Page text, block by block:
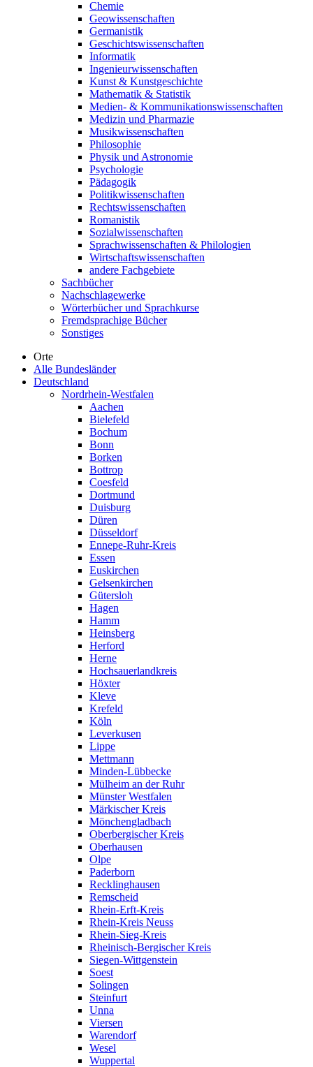
Chemie
Geowissenschaften
Germanistik
Geschichtswissenschaften
Informatik
Ingenieurwissenschaften
Kunst & Kunstgeschichte
Mathematik & Statistik
Medien- & Kommunikationswissenschaften
Medizin und Pharmazie
Musikwissenschaften
Philosophie
Physik und Astronomie
Psychologie
Pädagogik
Politikwissenschaften
Rechtswissenschaften
Romanistik
Sozialwissenschaften
Sprachwissenschaften & Philologien
Wirtschaftswissenschaften
andere Fachgebiete
Sachbücher
Nachschlagewerke
Wörterbücher und Sprachkurse
Fremdsprachige Bücher
Sonstiges
Orte
Alle Bundesländer
Deutschland
Nordrhein-Westfalen
Aachen
Bielefeld
Bochum
Bonn
Borken
Bottrop
Coesfeld
Dortmund
Duisburg
Düren
Düsseldorf
Ennepe-Ruhr-Kreis
Essen
Euskirchen
Gelsenkirchen
Gütersloh
Hagen
Hamm
Heinsberg
Herford
Herne
Hochsauerlandkreis
Höxter
Kleve
Krefeld
Köln
Leverkusen
Lippe
Mettmann
Minden-Lübbecke
Mülheim an der Ruhr
Münster Westfalen
Märkischer Kreis
Mönchengladbach
Oberbergischer Kreis
Oberhausen
Olpe
Paderborn
Recklinghausen
Remscheid
Rhein-Erft-Kreis
Rhein-Kreis Neuss
Rhein-Sieg-Kreis
Rheinisch-Bergischer Kreis
Siegen-Wittgenstein
Soest
Solingen
Steinfurt
Unna
Viersen
Warendorf
Wesel
Wuppertal